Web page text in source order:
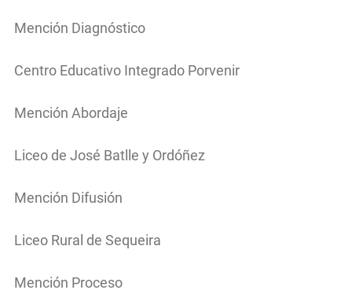
Mención Diagnóstico
Centro Educativo Integrado Porvenir
Mención Abordaje
Liceo de José Batlle y Ordóñez
Mención Difusión
Liceo Rural de Sequeira
Mención Proceso